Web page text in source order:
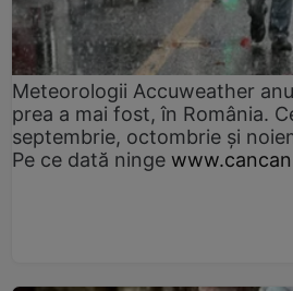
Meteorologii Accuweather
prea a mai fost, în România.
septembrie, octombrie și
Pe ce dată ninge